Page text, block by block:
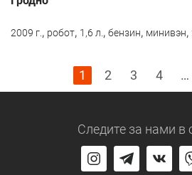
2009 г., робот, 1,6 л., бензин, минивэн,
1 2 3 4 …
Следите за нами в